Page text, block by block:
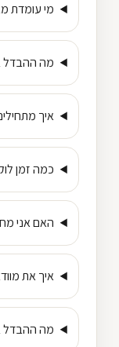
מי עומדת
מה ההבדל
איך
כמה זמן
האם אני
איך את
מה ההבדל